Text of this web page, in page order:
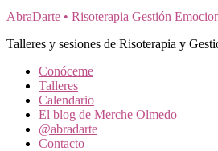
AbraDarte • Risoterapia Gestión
Talleres y sesiones de Risoterapia y
Conóceme
Talleres
Calendario
El blog de Merche Olmedo
@abradarte
Contacto